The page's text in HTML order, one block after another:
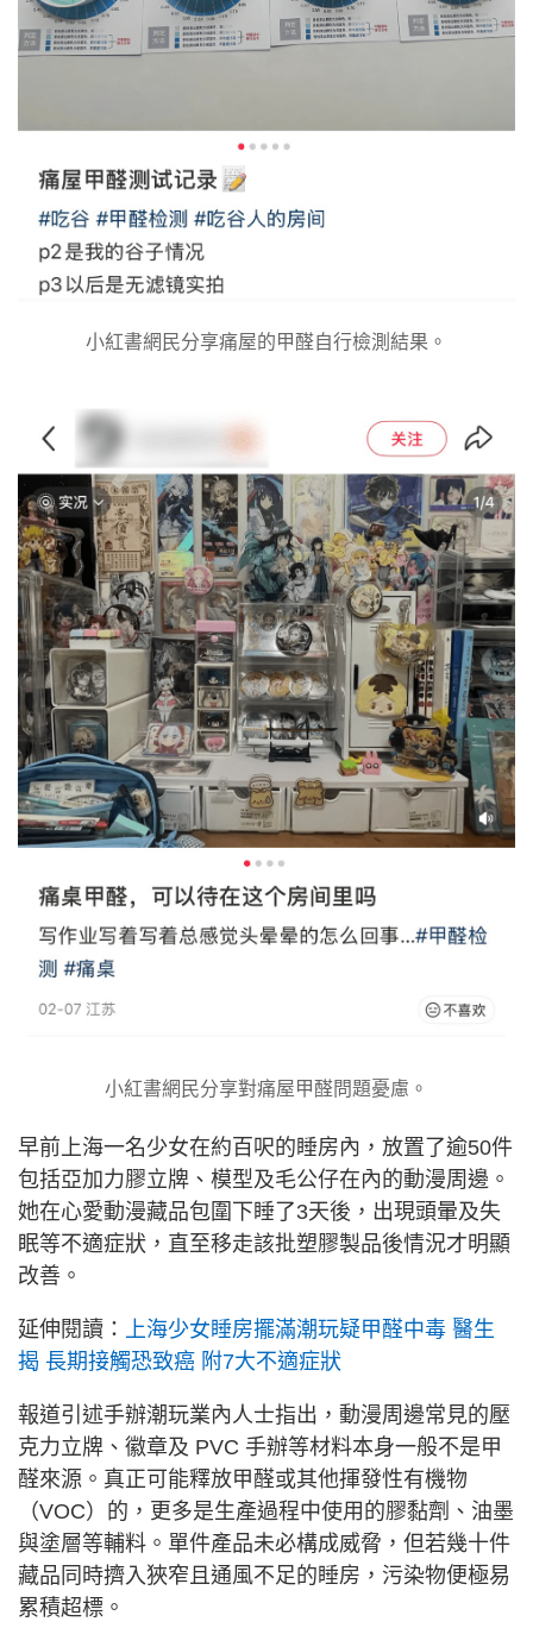
小紅書網民分享痛屋的甲醛自行檢測結果。
小紅書網民分享對痛屋甲醛問題憂慮。
早前上海一名少女在約百呎的睡房內，放置了逾50件
包括亞加力膠立牌、模型及毛公仔在內的動漫周邊。
她在心愛動漫藏品包圍下睡了3天後，出現頭暈及失
眠等不適症狀，直至移走該批塑膠製品後情況才明顯
改善。
延伸閱讀： 上海少女睡房擺滿潮玩疑甲醛中毒 醫生
揭 長期接觸恐致癌 附7大不適症狀
報道引述手辦潮玩業內人士指出，動漫周邊常見的壓
克力立牌、徽章及 PVC 手辦等材料本身一般不是甲
醛來源。真正可能釋放甲醛或其他揮發性有機物
（VOC）的，更多是生產過程中使用的膠黏劑、油墨
與塗層等輔料。單件產品未必構成威脅，但若幾十件
藏品同時擠入狹窄且通風不足的睡房，污染物便極易
累積超標。